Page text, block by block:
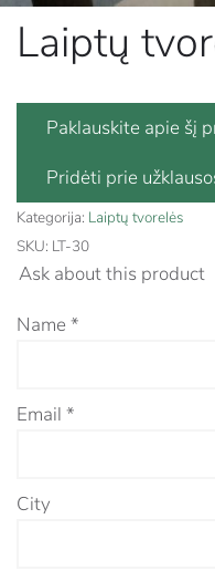
Laiptų
Paklauskite apie šį
Kategorija: Laiptų tvorelės
SKU: LT-30
Ask about this product
Name *
Email *
City